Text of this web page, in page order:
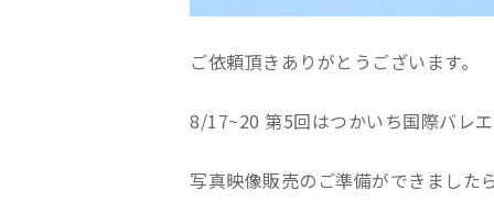
ご依頼頂きありがとうございます。
8/17~20 第5回はつかいち国際バレ
写真映像販売のご準備ができました